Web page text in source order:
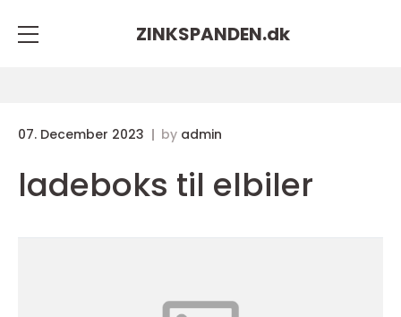
ZINKSPANDEN.dk
07. December 2023 by admin
ladeboks til elbiler